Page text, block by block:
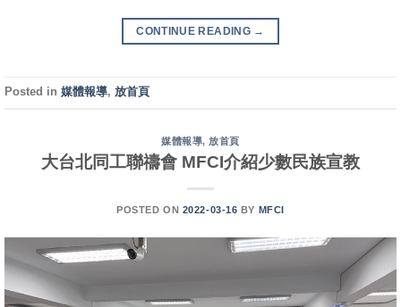
CONTINUE READING →
Posted in 媒體報導, 放首頁
媒體報導,放首頁
大台北同工聯禱會 MFCI介紹少數民族宣教
POSTED ON 2022-03-16 BY MFCI